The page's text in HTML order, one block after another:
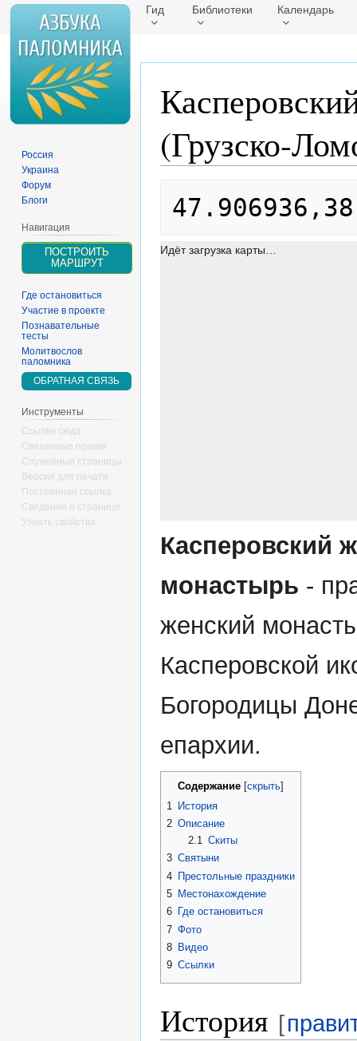
Гид Библиотеки Календарь
(Грузско-
Идёт загрузка карты…
Касперовский
монастырь -
женский
Касперовской
Богородицы
епархии.
Содержание
1
История
2 Описание
2.1 Скиты
3 Святыни
4 Престольные праздники
5 Местонахождение
6 Где остановиться
7 Фото
8 Видео
9 Ссылки
История [
Россия
Украина
Форум
Блоги
Навигация
ПОСТРОИТЬ
МАРШРУТ
Где остановиться
Участие в проекте
Познавательные
тесты
Молитвослов
паломника
ОБРАТНАЯ СВЯЗЬ
Инструменты
Ссылки сюда
Связанные правки
Служебные страницы
Версия для печати
Постоянная ссылка
Сведения о странице
Узнать свойства